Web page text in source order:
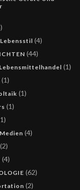
(4)
(44)
(1)
(1)
(1)
(1)
(4)
(2)
(4)
(62)
(2)